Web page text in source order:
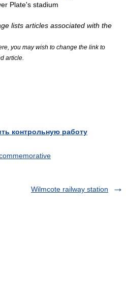
Plate's stadium
lists articles associated with the
you may wish to change the link to
article.
контрольную работу
Wilmcote railway station